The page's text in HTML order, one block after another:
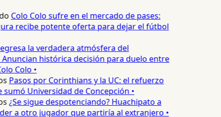
Colo Colo sufre en el mercado de pases:
recibe potente oferta para dejar el fútbol
la verdadera atmósfera del
histórica decisión para duelo entre
Colo •
Pasos por Corinthians y la UC: el refuerzo
Universidad de Concepción •
¿Se sigue despotenciando? Huachipato a
a otro jugador que partiría al extranjero •